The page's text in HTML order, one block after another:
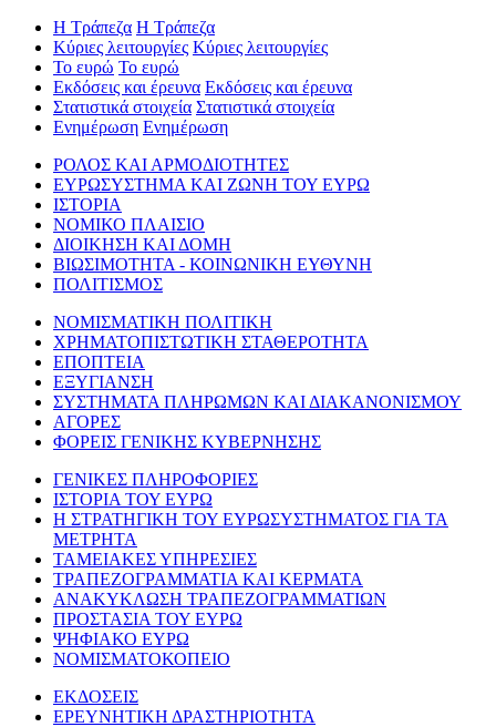
Η Τράπεζα Η Τράπεζα
Κύριες λειτουργίες Κύριες λειτουργίες
Το ευρώ Το ευρώ
Εκδόσεις και έρευνα Εκδόσεις και έρευνα
Στατιστικά στοιχεία Στατιστικά στοιχεία
Ενημέρωση Ενημέρωση
ΡΟΛΟΣ ΚΑΙ ΑΡΜΟΔΙΟΤΗΤΕΣ
ΕΥΡΩΣΥΣΤΗΜΑ ΚΑΙ ΖΩΝΗ ΤΟΥ ΕΥΡΩ
ΙΣΤΟΡΙΑ
ΝΟΜΙΚΟ ΠΛΑΙΣΙΟ
ΔΙΟΙΚΗΣΗ ΚΑΙ ΔΟΜΗ
ΒΙΩΣΙΜΟΤΗΤΑ - ΚΟΙΝΩΝΙΚΗ ΕΥΘΥΝΗ
ΠΟΛΙΤΙΣΜΟΣ
ΝΟΜΙΣΜΑΤΙΚΗ ΠΟΛΙΤΙΚΗ
ΧΡΗΜΑΤΟΠΙΣΤΩΤΙΚΗ ΣΤΑΘΕΡΟΤΗΤΑ
ΕΠΟΠΤΕΙΑ
ΕΞΥΓΙΑΝΣΗ
ΣΥΣΤΗΜΑΤΑ ΠΛΗΡΩΜΩΝ ΚΑΙ ΔΙΑΚΑΝΟΝΙΣΜΟΥ
ΑΓΟΡΕΣ
ΦΟΡΕΙΣ ΓΕΝΙΚΗΣ ΚΥΒΕΡΝΗΣΗΣ
ΓΕΝΙΚΕΣ ΠΛΗΡΟΦΟΡΙΕΣ
ΙΣΤΟΡΙΑ ΤΟΥ ΕΥΡΩ
Η ΣΤΡΑΤΗΓΙΚΗ ΤΟΥ ΕΥΡΩΣΥΣΤΗΜΑΤΟΣ ΓΙΑ ΤΑ
ΜΕΤΡΗΤΑ
ΤΑΜΕΙΑΚΕΣ ΥΠΗΡΕΣΙΕΣ
ΤΡΑΠΕΖΟΓΡΑΜΜΑΤΙΑ ΚΑΙ ΚΕΡΜΑΤΑ
ΑΝΑΚΥΚΛΩΣΗ ΤΡΑΠΕΖΟΓΡΑΜΜΑΤΙΩΝ
ΠΡΟΣΤΑΣΙΑ ΤΟΥ ΕΥΡΩ
ΨΗΦΙΑΚΟ ΕΥΡΩ
ΝΟΜΙΣΜΑΤΟΚΟΠΕΙΟ
ΕΚΔΟΣΕΙΣ
ΕΡΕΥΝΗΤΙΚΗ ΔΡΑΣΤΗΡΙΟΤΗΤΑ